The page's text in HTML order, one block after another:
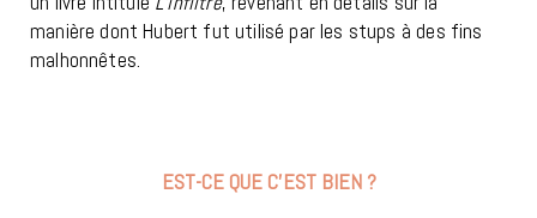
manière dont Hubert fut utilisé par les stups à des fins
malhonnêtes.
EST-CE QUE C’EST BIEN ?